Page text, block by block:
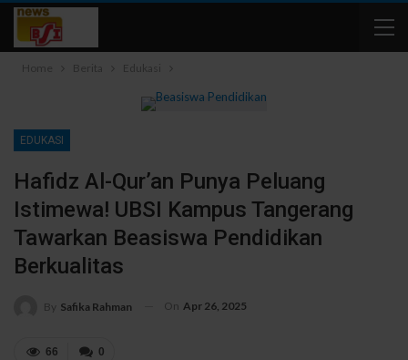
Home Berita Edukasi
EDUKASI
Hafidz Al-Qur’an Punya Peluang
Istimewa! UBSI Kampus Tangerang
Tawarkan Beasiswa Pendidikan
Berkualitas
By Safika Rahman On Apr 26, 2025
0
66